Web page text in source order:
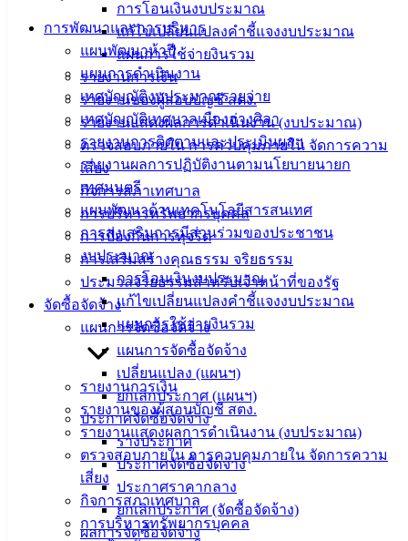
การโอนเงินงบประมาณ
แก้ไขเปลี่ยนแปลงคำชี้แจงงบประมาณ
แผนการใช้จ่ายงินรวม
รายงานการเงิน
รายงานของผู้สอบบัญชี สตง.
รายงานแสดงผลการดำเนินงาน (งบประมาณ)
ตรวจสอบภายใน การควบคุมภายใน จัดการความ
เสี่ยง
กิจการสภาเทศบาล
การบริหารทรัพยากรบุคคล
การป้องกันการทุจริต
การเสริมสร้างคุณธรรม จริยธรรม
ประมวลจริยธรรมสำหรับเจ้าหน้าที่ของรัฐ
จัดซื้อจัดจ้าง
แผนการจัดซื้อจัดจ้าง
แผนการจัดซื้อจัดจ้าง
เปลี่ยนแปลง (แผนฯ)
ยกเลิกประกาศ (แผนฯ)
ประกาศจัดซื้อจัดจ้าง
ร่างประกาศ
ประกาศจัดซื้อจัดจ้าง
ประกาศราคากลาง
ยกเลิกประกาศ (จัดซื้อจัดจ้าง)
ผลการจัดซื้อจัดจ้าง
การพัฒนาและการบริหาร
แผนพัฒนาห้าปี
แผนการดำเนินงาน
เทศบัญญัติงบประมาณรายจ่าย
เทศบัญญัติเทศบาลเมืองอ่างศิลา
รายงานการติดตามและประเมินผลฯ
รายงานผลการปฏิบัติงานตามนโยบายนายก
เทศมนตรี
แผนพัฒนาด้านเทคโนโลยีสารสนเทศ
การส่งเสริมการมีส่วนร่วมของประชาชน
งบประมาณ
การโอนเงินงบประมาณ
แก้ไขเปลี่ยนแปลงคำชี้แจงงบประมาณ
แผนการใช้จ่ายงินรวม
รายงานการเงิน
รายงานของผู้สอบบัญชี สตง.
รายงานแสดงผลการดำเนินงาน (งบประมาณ)
ตรวจสอบภายใน การควบคุมภายใน จัดการความ
เสี่ยง
กิจการสภาเทศบาล
การบริหารทรัพยากรบุคคล
ข่าวสาร
อิเล็กทรอนิกส์
องค์
ความรู้
(Knowledge
Management)
เทศบาล
สายตรง
นายก
ประวัติ
เทศบาล
ผู้บริหาร
ส่วน
เทศบาล
สงวนลิขสิทธิ์ © 2563 เทศบาลเมืองอ่างศิลา จังหวัดชลบุรี |